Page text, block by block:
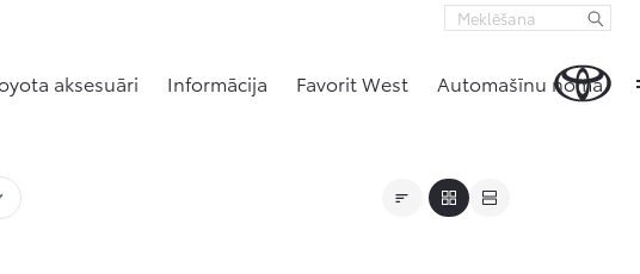
aksesuāri Informācija Favorit West Automašīnu noma